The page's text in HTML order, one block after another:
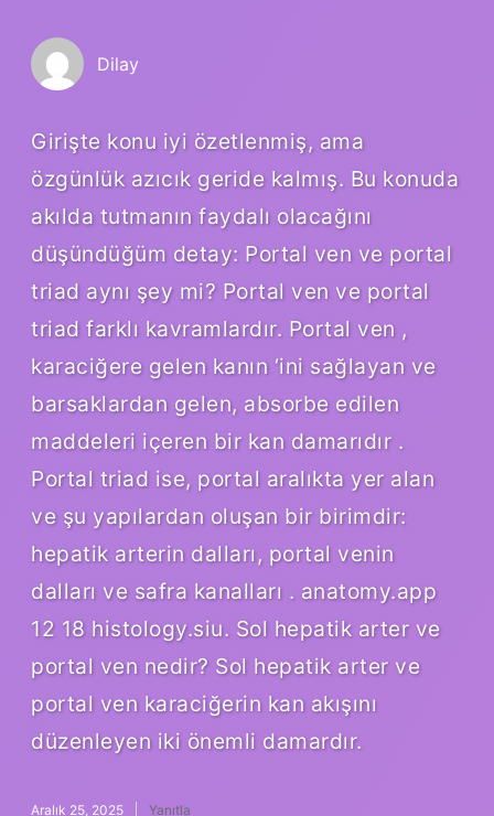
Dilay
Girişte konu iyi özetlenmiş, ama
özgünlük azıcık geride kalmış. Bu konuda
akılda tutmanın faydalı olacağını
düşündüğüm detay: Portal ven ve portal
triad aynı şey mi? Portal ven ve portal
triad farklı kavramlardır. Portal ven ,
karaciğere gelen kanın ‘ini sağlayan ve
barsaklardan gelen, absorbe edilen
maddeleri içeren bir kan damarıdır .
Portal triad ise, portal aralıkta yer alan
ve şu yapılardan oluşan bir birimdir:
hepatik arterin dalları, portal venin
dalları ve safra kanalları . anatomy.app
12 18 histology.siu. Sol hepatik arter ve
portal ven nedir? Sol hepatik arter ve
portal ven karaciğerin kan akışını
düzenleyen iki önemli damardır.
Aralık 25, 2025 Yanıtla